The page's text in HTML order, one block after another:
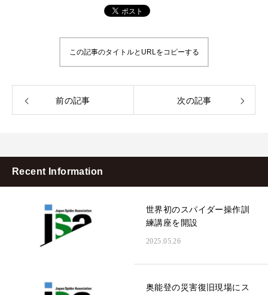
この記事のタイトルとURLをコピーする
前の記事 次の記事
Recent Information
世界初のスパイダー操作訓
練講座を開設
2025.05.26
奥能登の災害復旧現場にス